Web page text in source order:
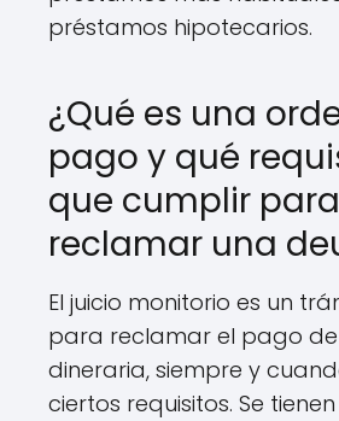
préstamos hipotecarios.
¿Qué es una
pago y qué
que cumplir para
reclamar una
El juicio monitorio es un
para reclamar el pago
dineraria, siempre y
ciertos requisitos. Se